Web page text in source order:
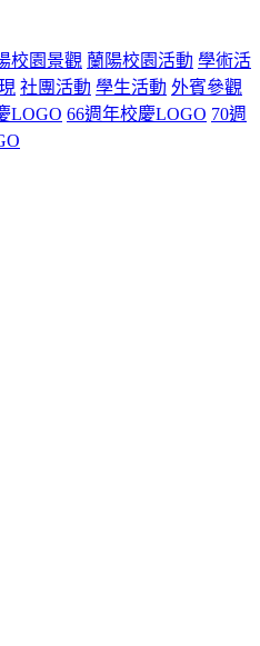
校園景觀 蘭陽校園活動 學術活
社團活動 學生活動 外賓參觀
LOGO 66週年校慶LOGO 70週